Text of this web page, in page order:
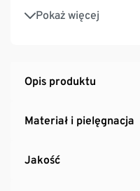
Pokaż więcej
Z zawartością
doskonale leży,
Opis produktu
Materiał i pielęgnacja
Jakość